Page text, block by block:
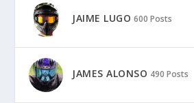
JAIME LUGO 600 Posts
JAMES ALONSO 490 Posts